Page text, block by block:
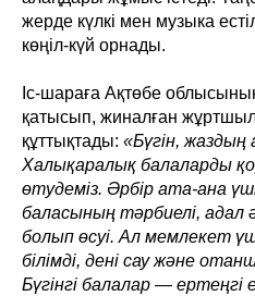
жерде күлкі мен музыка
көңіл-күй орнады.
Іс-шараға Ақтөбе
қатысып, жиналған
құттықтады: «Бүгін, жаздың
Халықаралық балаларды
өтудеміз. Әрбір ата-ана
баласының тәрбиелі, адал
болып өсуі. Ал мемлекет
білімді, дені сау және
Бүгінгі балалар — ертеңгі